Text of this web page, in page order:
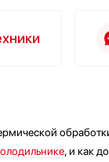
, и как